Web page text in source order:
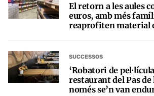
El retorn a les aules
euros, amb més
reaprofiten material
SUCCESSOS
‘Robatori de
restaurant del Pas de
només se’n van